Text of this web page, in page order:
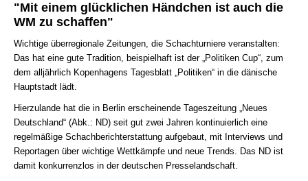
"Mit einem glücklichen Händchen ist auch die
WM zu schaffen"
Wichtige überregionale Zeitungen, die Schachturniere veranstalten:
Das hat eine gute Tradition, beispielhaft ist der „Politiken Cup“, zum
dem alljährlich Kopenhagens Tagesblatt „Politiken“ in die dänische
Hauptstadt lädt.
Hierzulande hat die in Berlin erscheinende Tageszeitung „Neues
Deutschland“ (Abk.: ND) seit gut zwei Jahren kontinuierlich eine
regelmäßige Schachberichterstattung aufgebaut, mit Interviews und
Reportagen über wichtige Wettkämpfe und neue Trends. Das ND ist
damit konkurrenzlos in der deutschen Presselandschaft.